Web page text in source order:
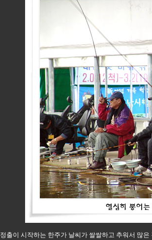
정출이 시작하는 한주가 날씨가 쌀쌀하고 추워서 많은